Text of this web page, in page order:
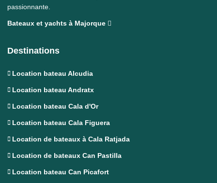
passionnante.
Bateaux et yachts à Majorque
Destinations
Location bateau Alcudia
Location bateau Andratx
Location bateau Cala d'Or
Location bateau Cala Figuera
Location de bateaux à Cala Ratjada
Location de bateaux Can Pastilla
Location bateau Can Picafort